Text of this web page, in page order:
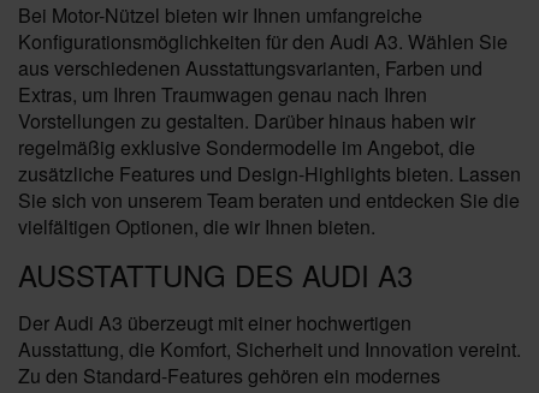
Bei Motor-Nützel bieten wir Ihnen umfangreiche
Konfigurationsmöglichkeiten für den Audi A3. Wählen Sie
aus verschiedenen Ausstattungsvarianten, Farben und
Extras, um Ihren Traumwagen genau nach Ihren
Vorstellungen zu gestalten. Darüber hinaus haben wir
regelmäßig exklusive Sondermodelle im Angebot, die
zusätzliche Features und Design-Highlights bieten. Lassen
Sie sich von unserem Team beraten und entdecken Sie die
vielfältigen Optionen, die wir Ihnen bieten.
AUSSTATTUNG DES AUDI A3
Der Audi A3 überzeugt mit einer hochwertigen
Ausstattung, die Komfort, Sicherheit und Innovation vereint.
Zu den Standard-Features gehören ein modernes